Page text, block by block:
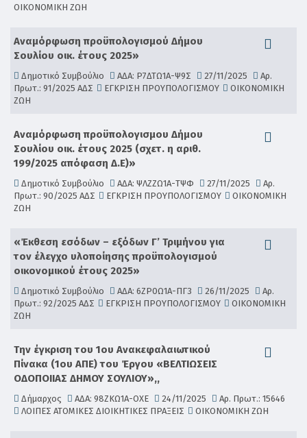
ΟΙΚΟΝΟΜΙΚΗ ΖΩΗ
Aναμόρφωση προϋπολογισμού Δήμου
Σουλίου οικ. έτους 2025»
Δημοτικό Συμβούλιο ΑΔΑ: Ρ7ΔΤΩ1Α-Ψ9Σ 27/11/2025
Αρ.
Πρωτ.: 91/2025 ΑΔΣ
ΕΓΚΡΙΣΗ ΠΡΟΥΠΟΛΟΓΙΣΜΟΥ
ΟΙΚΟΝΟΜΙΚΗ
ΖΩΗ
Aναμόρφωση προϋπολογισμου Δήμου
Σουλίου οικ. έτους 2025 (σχετ. η αριθ.
199/2025 απόφαση Δ.Ε)»
Δημοτικό Συμβούλιο ΑΔΑ: ΨΛΖΖΩ1Α-ΤΨΦ 27/11/2025
Αρ.
Πρωτ.: 90/2025 ΑΔΣ
ΕΓΚΡΙΣΗ ΠΡΟΥΠΟΛΟΓΙΣΜΟΥ
ΟΙΚΟΝΟΜΙΚΗ
ΖΩΗ
«Έκθεση εσόδων – εξόδων Γ’ Τριμήνου για
τον έλεγχο υλοποίησης προϋπολογισμού
οικονομικού έτους 2025»
Δημοτικό Συμβούλιο ΑΔΑ: 6ΖΡ0Ω1Α-ΠΓ3 26/11/2025
Αρ.
Πρωτ.: 92/2025 ΑΔΣ
ΕΓΚΡΙΣΗ ΠΡΟΥΠΟΛΟΓΙΣΜΟΥ
ΟΙΚΟΝΟΜΙΚΗ
ΖΩΗ
Την έγκριση του 1ου Ανακεφαλαιωτικού
Πίνακα (1ου ΑΠΕ) του Έργου «ΒΕΛΤΙΩΣΕΙΣ
ΟΔΟΠΟΙΙΑΣ ΔΗΜΟΥ ΣΟΥΛΙΟΥ»,,
Δήμαρχος ΑΔΑ: 98ΖΚΩ1Α-ΟΧΕ 24/11/2025
Αρ. Πρωτ.: 15646
ΛΟΙΠΕΣ ΑΤΟΜΙΚΕΣ ΔΙΟΙΚΗΤΙΚΕΣ ΠΡΑΞΕΙΣ
ΟΙΚΟΝΟΜΙΚΗ ΖΩΗ